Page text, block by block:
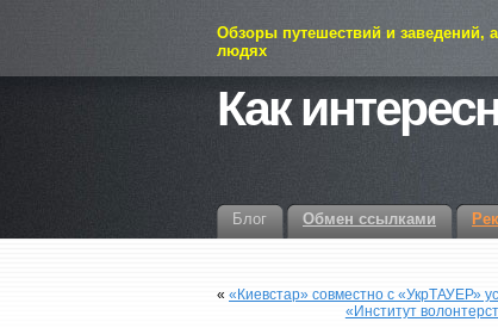
Обзоры путешествий и заведений,
людях
Как
Блог Обмен ссылками
« «Киевстар» совместно с «УкрТАУЕР»
«Институт